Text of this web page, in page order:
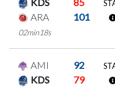
ARA
101
02min18s
AMI
92
KDS
79